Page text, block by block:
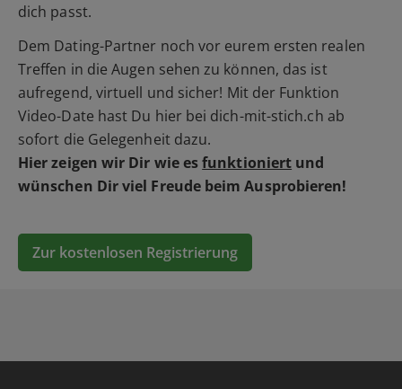
dich passt.
Dem Dating-Partner noch vor eurem ersten realen
Treffen in die Augen sehen zu können, das ist
aufregend, virtuell und sicher! Mit der Funktion
Video-Date hast Du hier bei dich-mit-stich.ch ab
sofort die Gelegenheit dazu.
Hier zeigen wir Dir wie esfunktioniert und
wünschen Dir viel Freude beim Ausprobieren!
Zur kostenlosen Registrierung